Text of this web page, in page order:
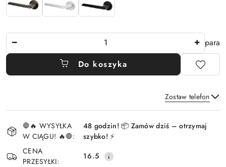
para
Do koszyka
Zostaw telefon
Wyślij
i
dostawa
🛑🔥 WYSYŁKA
W CIĄGU! 🔥🛑:
48 godzin! 📦 Zamów dziś – otrzymaj
szybko! ⚡
CENA
PRZESYŁKI:
16.5